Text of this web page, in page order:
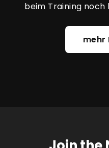
beim Training noch
mehr